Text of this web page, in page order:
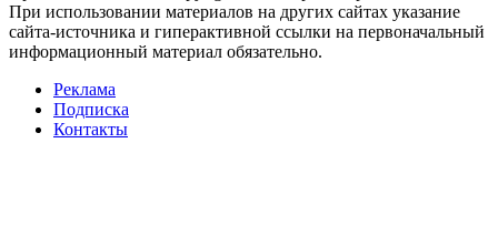
При использовании материалов на других сайтах указание
сайта-источника и гиперактивной ссылки на первоначальный
информационный материал обязательно.
Реклама
Подписка
Контакты